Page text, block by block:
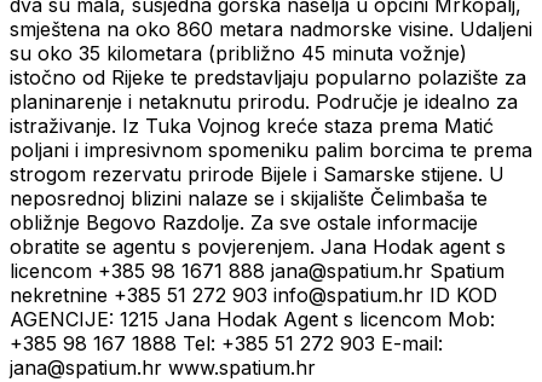
dva su mala, susjedna gorska naselja u općini Mrkopalj,
smještena na oko 860 metara nadmorske visine. Udaljeni
su oko 35 kilometara (približno 45 minuta vožnje)
istočno od Rijeke te predstavljaju popularno polazište za
planinarenje i netaknutu prirodu. Područje je idealno za
istraživanje. Iz Tuka Vojnog kreće staza prema Matić
poljani i impresivnom spomeniku palim borcima te prema
strogom rezervatu prirode Bijele i Samarske stijene. U
neposrednoj blizini nalaze se i skijalište Čelimbaša te
obližnje Begovo Razdolje. Za sve ostale informacije
obratite se agentu s povjerenjem. Jana Hodak agent s
licencom +385 98 1671 888 jana@spatium.hr Spatium
nekretnine +385 51 272 903 info@spatium.hr ID KOD
AGENCIJE: 1215 Jana Hodak Agent s licencom Mob:
+385 98 167 1888 Tel: +385 51 272 903 E-mail:
jana@spatium.hr www.spatium.hr